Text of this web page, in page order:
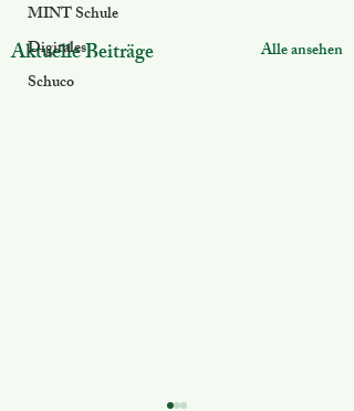
MINT Schule
Digitales
Schuco
Aktuelle Beiträge Alle ansehen